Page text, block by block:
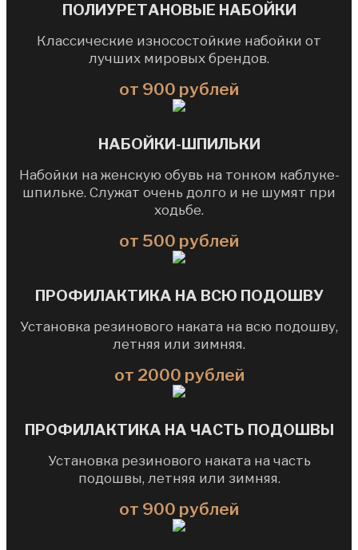
ПОЛИУРЕТАНОВЫЕ НАБОЙКИ
Классические износостойкие набойки от
лучших мировых брендов.
от 900 рублей
НАБОЙКИ-ШПИЛЬКИ
Набойки на женскую обувь на тонком каблуке-
шпильке. Служат очень долго и не шумят при
ходьбе.
от 500 рублей
ПРОФИЛАКТИКА НА ВСЮ ПОДОШВУ
Установка резинового наката на всю подошву,
летняя или зимняя.
от 2000 рублей
ПРОФИЛАКТИКА НА ЧАСТЬ ПОДОШВЫ
Установка резинового наката на часть
подошвы, летняя или зимняя.
от 900 рублей